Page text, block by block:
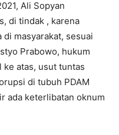
Ali Sopyan
di tindak , karena
masyarakat, sesuai
Prabowo, hukum
ke atas, usut tuntas
di tubuh PDAM
ada keterlibatan oknum